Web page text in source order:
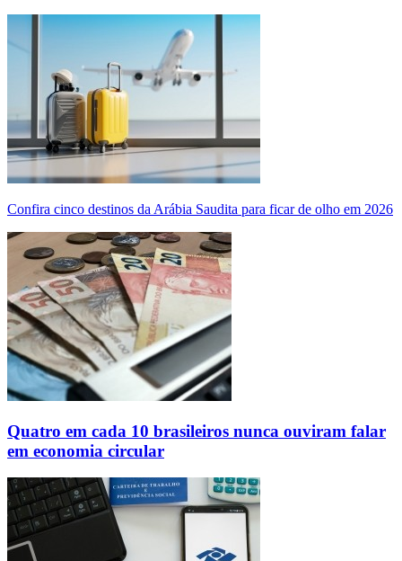
Confira cinco destinos da Arábia Saudita para ficar de olho em 2026
Quatro em cada 10 brasileiros nunca ouviram falar
em economia circular